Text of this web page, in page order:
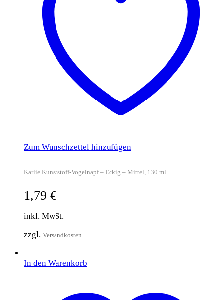
Zum Wunschzettel hinzufügen
Karlie Kunststoff-Vogelnapf – Eckig – Mittel, 130 ml
1,79 €
inkl. MwSt.
zzgl. Versandkosten
In den Warenkorb